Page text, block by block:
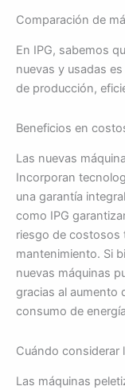
Comparación de
En IPG, sabemos
nuevas y usadas
de producción,
Beneficios en
Las nuevas
Incorporan
una garantía
como IPG
riesgo de costosos
mantenimiento. Si
nuevas máquinas
gracias al aumento
consumo de
Cuándo considerar
Las máquinas